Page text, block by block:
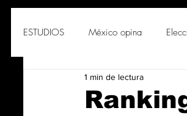
ESTUDIOS México opina
PORTADA Soluciones
1 min de lectura